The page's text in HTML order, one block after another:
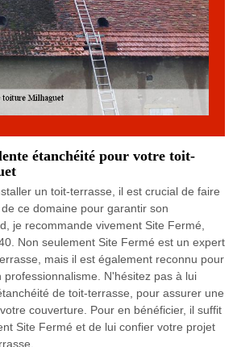
étanchéité pour votre toit-
un toit-terrasse, il est crucial de faire
ce domaine pour garantir son
je recommande vivement Site Fermé,
Non seulement Site Fermé est un expert
mais il est également reconnu pour
N'hésitez pas à lui
de toit-terrasse, pour assurer une
couverture. Pour en bénéficier, il suffit
Site Fermé et de lui confier votre projet